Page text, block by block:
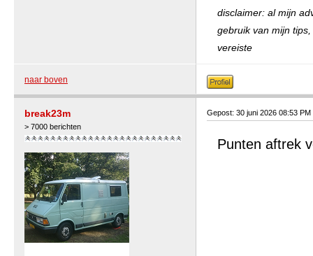
disclaimer: al mijn
gebruik van mijn
vereiste
naar boven
break23m
> 7000 berichten
Gepost: 30 juni 2026 08:53 PM
Punten aftrek